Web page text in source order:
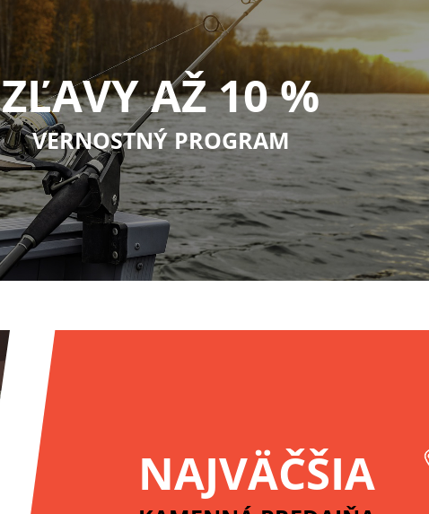
ZĽAVY AŽ 10 %
VERNOSTNÝ PROGRAM
NAJVÄČŠIA